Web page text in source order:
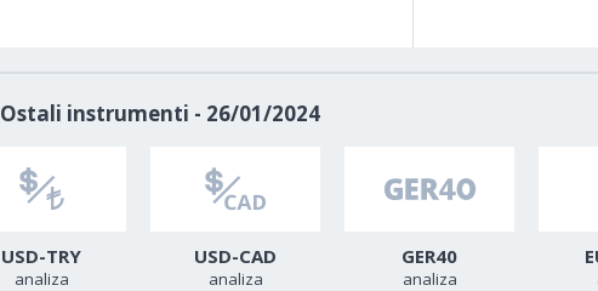
Ostali instrumenti - 26/01/2024
USD-TRY
analiza
USD-CAD
analiza
GER40
analiza